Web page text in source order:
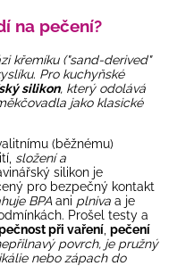
na pečení?
křemíku ("sand-derived"
Pro kuchyňské
silikon, který odolává
jako klasické
(běžnému)
složení a
silikon je
pro bezpečný kontakt
BPA ani plniva a je
Prošel testy a
při vaření pečení
povrch, je pružný
nebo zápach do